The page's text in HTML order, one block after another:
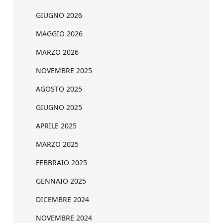
GIUGNO 2026
MAGGIO 2026
MARZO 2026
NOVEMBRE 2025
AGOSTO 2025
GIUGNO 2025
APRILE 2025
MARZO 2025
FEBBRAIO 2025
GENNAIO 2025
DICEMBRE 2024
NOVEMBRE 2024